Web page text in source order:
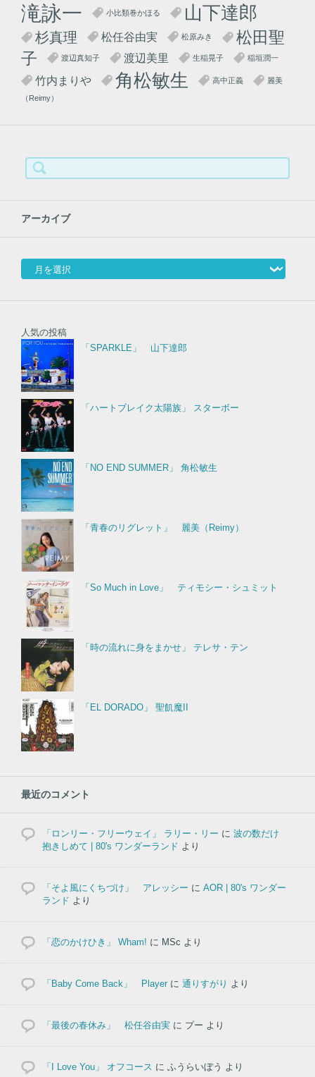
滝詠一
小比類巻かほる 山下達郎
杉真理 松任谷由実 松原みき
松田聖
子
渡辺真知子 渡辺美里 生稲晃子 稲垣潤一
竹内まりや 角松敏生 高中正義 麗美
（Reimy）
索:
アーカイブ
アーカイブ
人気の投稿
「SPARKLE」 山下達郎
「ハートブレイク太陽族」 スターボー
「NO END SUMMER」 角松敏生
「青春のリグレット」 麗美（Reimy）
「So Much in Love」 ティモシー・シュミット
「時の流れに身をまかせ」 テレサ・テン
「EL DORADO」 聖飢魔II
最近のコメント
「ロンリー・フリーウェイ」 ラリー・リー に 波の数だけ
抱きしめて | 80's ワンダーランド より
「そよ風にくちづけ」 アレッシー に AOR | 80's ワンダー
ランド より
「恋のかけひき」 Wham! に MSc より
「Baby Come Back」 Player に 通りすがり より
「最後の春休み」 松任谷由実 に プー より
「I Love You」 オフコース に ふうらいぼう より